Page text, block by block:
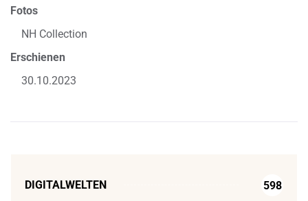
Fotos
NH Collection
Erschienen
30.10.2023
DIGITALWELTEN 598